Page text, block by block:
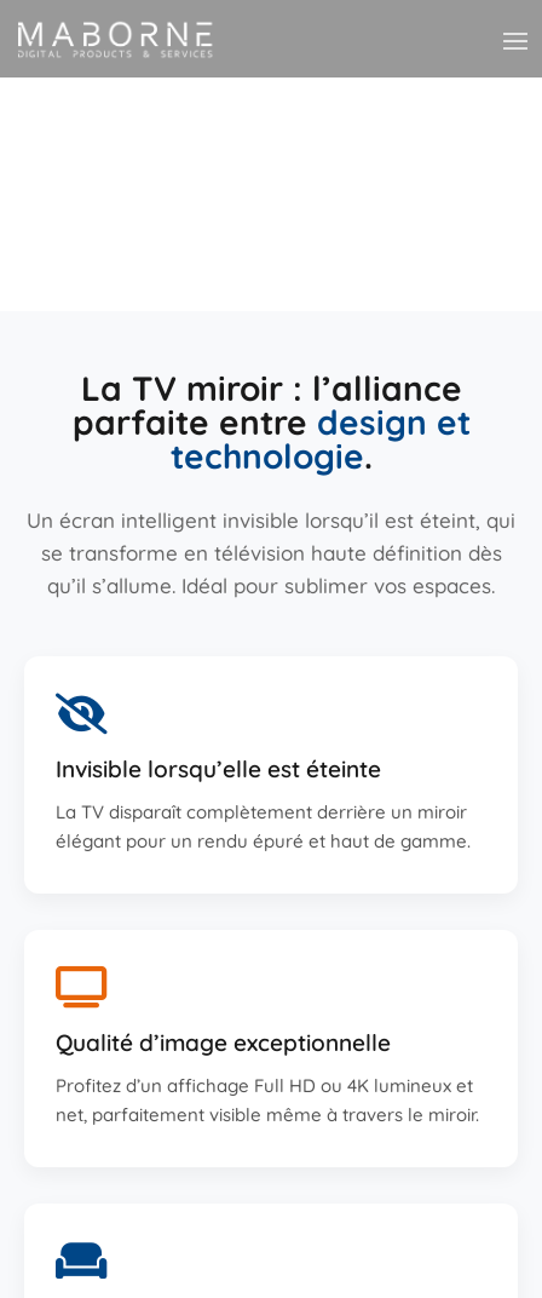
La TV miroir : l’alliance
parfaite entre design et
technologie.
Un écran intelligent invisible lorsqu’il est éteint, qui
se transforme en télévision haute définition dès
qu’il s’allume. Idéal pour sublimer vos espaces.
Invisible lorsqu’elle est éteinte
La TV disparaît complètement derrière un miroir
élégant pour un rendu épuré et haut de gamme.
Qualité d’image exceptionnelle
Profitez d’un affichage Full HD ou 4K lumineux et
net, parfaitement visible même à travers le miroir.